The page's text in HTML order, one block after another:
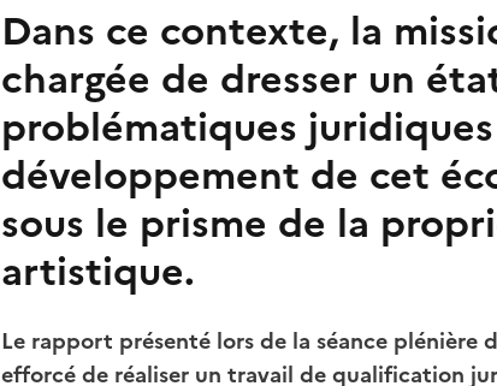
Dans ce contexte, la
chargée de dresser un
problématiques
développement de cet
sous le prisme de la
artistique.
Le rapport présenté lors de la séance plénière
efforcé de réaliser un travail de qualification